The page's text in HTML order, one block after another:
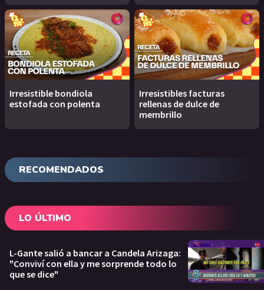
Irresistible bondiola
estofada con polenta
Irresistibles facturas
rellenas de dulce de
membrillo
RECOMENDADOS
LO ÚLTIMO
L-Gante salió a bancar a Candela Arizaga:
"Conviví con ella y me sorprende todo lo
que se dice"